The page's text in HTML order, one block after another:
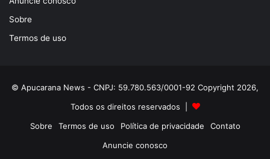
Sobre
Termos de uso
© Apucarana News - CNPJ: 59.780.563/0001-92 Copyright 2026,
Todos os direitos reservados |
Sobre
Termos de uso Política de privacidade
Contato
Anuncie conosco